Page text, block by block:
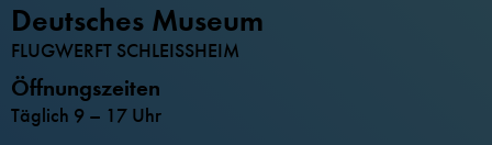
Deutsches Museum
FLUGWERFT SCHLEISSHEIM
Öffnungszeiten
Täglich 9 – 17 Uhr